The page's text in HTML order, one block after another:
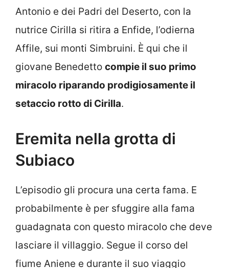
Antonio e dei Padri del Deserto, con la
nutrice Cirilla si ritira a Enfide, l’odierna
Affile, sui monti Simbruini. È qui che il
giovane Benedetto compie il suo primo
miracolo riparando prodigiosamente il
setaccio rotto di Cirilla.
Eremita nella grotta di
Subiaco
L’episodio gli procura una certa fama. E
probabilmente è per sfuggire alla fama
guadagnata con questo miracolo che deve
lasciare il villaggio. Segue il corso del
fiume Aniene e durante il suo viaggio